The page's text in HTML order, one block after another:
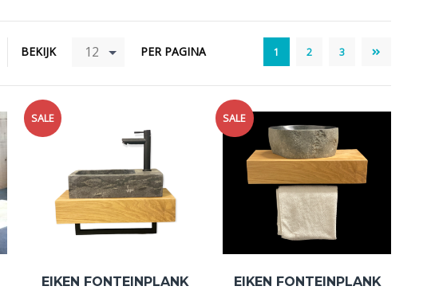
BEKIJK 12 PER PAGINA 1 2 3
SALE
EIKEN FONTEINPLANK
SALE
EIKEN FONTEINPLANK